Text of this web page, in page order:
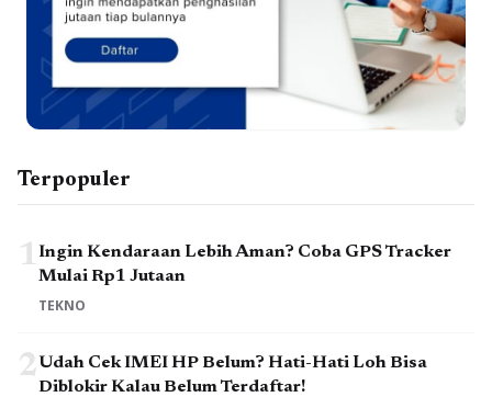
Terpopuler
1Ingin Kendaraan Lebih Aman? Coba GPS Tracker
Mulai Rp1 Jutaan
TEKNO
2Udah Cek IMEI HP Belum? Hati-Hati Loh Bisa
Diblokir Kalau Belum Terdaftar!